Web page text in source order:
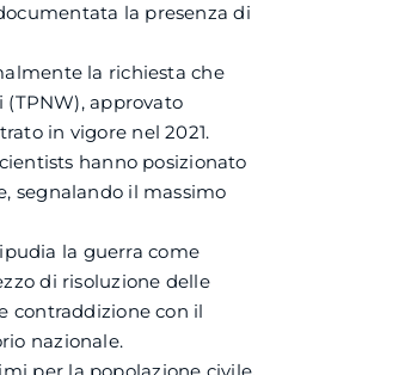
la presenza di
la richiesta che
approvato
in vigore nel 2021.
hanno posizionato
segnalando il massimo
la guerra come
di risoluzione delle
contraddizione con il
nazionale.